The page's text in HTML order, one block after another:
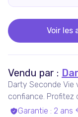
Voir les
Vendu par :
Darty Seconde
confiance. Profitez
pris en charge par
Garantie : 2 ans